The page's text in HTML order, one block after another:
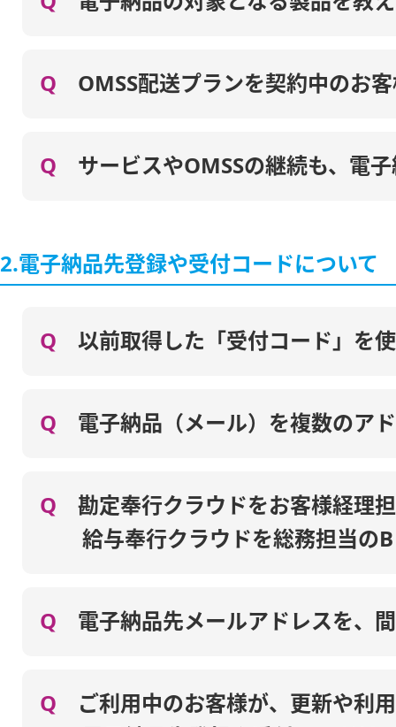
Q OMSS配送プランを契約中のお
Q サービスやOMSSの継続も、電
2.電子納品先登録や受付コードについて
Q 以前取得した「受付コード」を
Q 電子納品（メール）を複数のア
Q 勘定奉行クラウドをお客様経理
給与奉行クラウドを総務担当の
Q 電子納品先メールアドレスを、
Q
ご利用中のお客様が、更新や利